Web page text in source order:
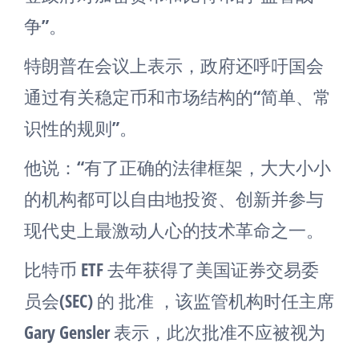
争”。
特朗普在会议上表示，政府还呼吁国会
通过有关稳定币和市场结构的“简单、常
识性的规则”。
他说：“有了正确的法律框架，大大小小
的机构都可以自由地投资、创新并参与
现代史上最激动人心的技术革命之一。
比特币 ETF 去年获得了美国证券交易委
员会(SEC) 的 批准 ，该监管机构时任主席
Gary Gensler 表示，此次批准不应被视为